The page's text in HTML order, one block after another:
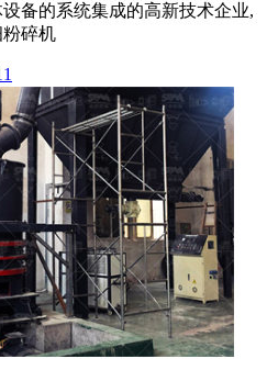
备的系统集成的高新技术企业,
碎机